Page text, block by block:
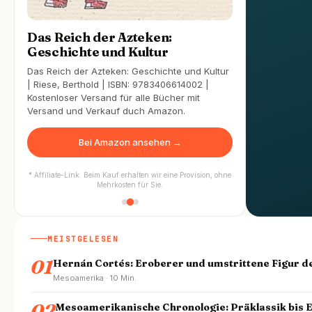
Das Reich der Azteken:
Geschichte und Kultur
Das Reich der Azteken: Geschichte und Kultur
| Riese, Berthold | ISBN: 9783406614002 |
Kostenloser Versand für alle Bücher mit
Versand und Verkauf duch Amazon.
Bei Amazon ansehen →
* Affiliate-Link. Beim Kauf erhalten wir eine Provision, ohne
Mehrkosten für Sie.
MEISTGELESEN
01Hernán Cortés: Eroberer und umstrittene Figur
Mesoamerika · 10 Min.
Mesoamerikanische Chronologie: Präklassik bis